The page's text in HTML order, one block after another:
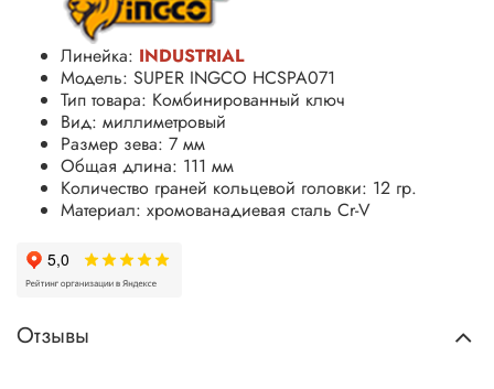
Линейка: INDUSTRIAL
Модель: SUPER INGCO HCSPA071
Тип товара: Комбинированный ключ
Вид: миллиметровый
Размер зева: 7 мм
Общая длина: 111 мм
Количество граней кольцевой головки: 12 гр.
Материал: хромованадиевая сталь Cr-V
Отзывы